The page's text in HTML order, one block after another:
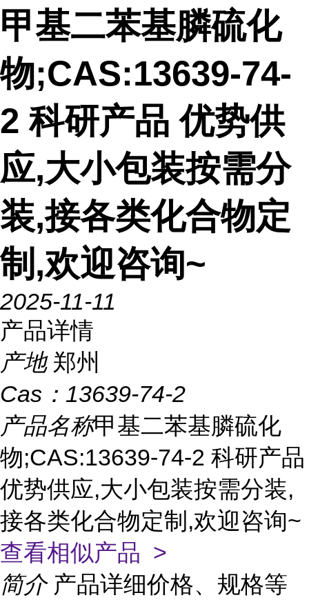
甲基二苯基膦硫化
物;CAS:13639-74-
2 科研产品 优势供
应,大小包装按需分
装,接各类化合物定
制,欢迎咨询~
2025-11-11
产品详情
产地 郑州
Cas： 13639-74-2
产品名称甲基二苯基膦硫化
物;CAS:13639-74-2 科研产品
优势供应,大小包装按需分装,
接各类化合物定制,欢迎咨询~
查看相似产品 >
简介 产品详细价格、规格等